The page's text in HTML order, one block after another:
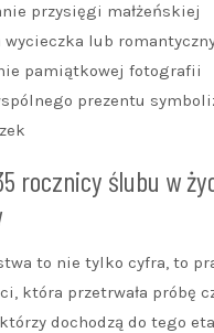
przysięgi małżeńskiej
wycieczka lub
pamiątkowej fotografii
prezentu
rocznicy ślubu w
to nie tylko cyfra, to
która przetrwała próbę
dochodzą do tego